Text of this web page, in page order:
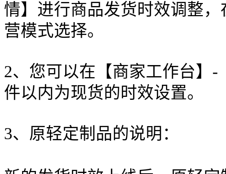
情】进行商品发货时效调整
营模式选择。
2、您可以在【商家工作台】
件以内为现货的时效设置。
3、原轻定制品的说明：